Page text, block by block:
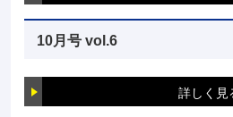
10月号 vol.6
詳しく見